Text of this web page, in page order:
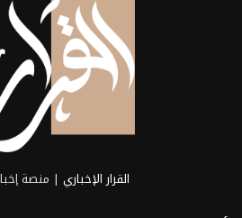
القرار الإخباري | منصة